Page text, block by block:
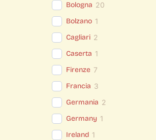
Bologna 20
Bolzano 1
Cagliari 2
Caserta 1
Firenze 7
Francia 3
Germania 2
Germany 1
Ireland 1